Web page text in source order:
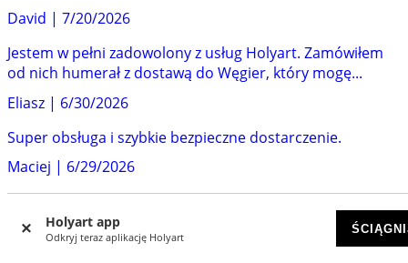
Holyart app
Odkryj teraz aplikację Holyart
David | 7/20/2026
Jestem w pełni zadowolony z usług Holyart. Zamówiłem
od nich humerał z dostawą do Węgier, który mogę...
Eliasz | 6/30/2026
Super obsługa i szybkie bezpieczne dostarczenie.
Maciej | 6/29/2026
dotarło w całości.